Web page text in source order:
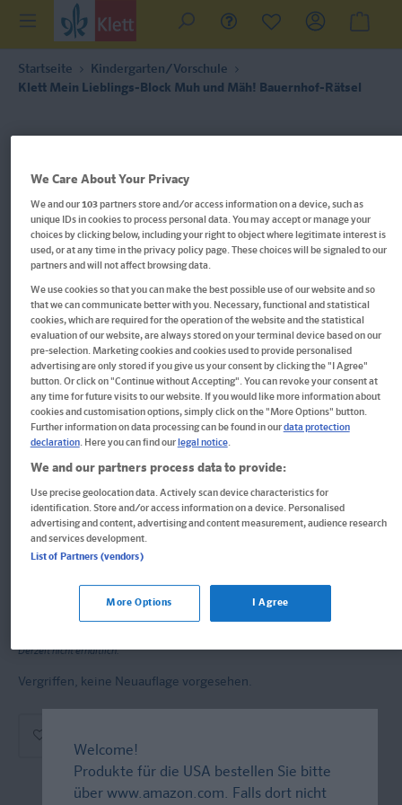
Startseite
Kindergarten/Vorschule
Klett Mein Lieblings-Block Muh und Mäh! Bauernhof-Rätsel
Klett Mein Lieblings-Block Muh
und Mäh! Bauernhof-Rätsel
Kindergarten ab 3 Jahren. Das kannst du alleine!
Block
Derzeit nicht erhältlich.
Vergriffen, keine Neuauflage vorgesehen.
Welcome!
Produkte für die USA bestellen Sie bitte
über www.amazon.com. Falls dort nicht
We Care About Your Privacy
We and our103partners store and/or access information on a device, such as
unique IDs in cookies to process personal data. You may accept or manage your
choices by clicking below, including your right to object where legitimate interest is
used, or at any time in the privacy policy page. These choices will be signaled to our
partners and will not affect browsing data.
We use cookies so that you can make the best possible use of our website and so
that we can communicate better with you. Necessary, functional and statistical
cookies, which are required for the operation of the website and the statistical
evaluation of our website, are always stored on your terminal device based on our
pre-selection. Marketing cookies and cookies used to provide personalised
advertising are only stored if you give us your consent by clicking the "I Agree"
button. Or click on "Continue without Accepting". You can revoke your consent at
any time for future visits to our website. If you would like more information about
cookies and customisation options, simply click on the "More Options" button.
Further information on data processing can be found in ourdata protection
declaration. Here you can find our legal notice.
We and our partners process data to provide:
Use precise geolocation data. Actively scan device characteristics for
identification. Store and/or access information on a device. Personalised
advertising and content, advertising and content measurement, audience research
and services development.
List of Partners (vendors)
I Agree
More Options